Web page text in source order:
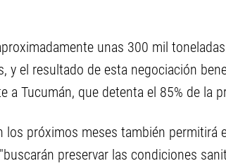
unas 300 mil
y el resultado de esta negociación
a Tucumán, que detenta el 85% de la
los próximos meses también permitirá
preservar las condiciones